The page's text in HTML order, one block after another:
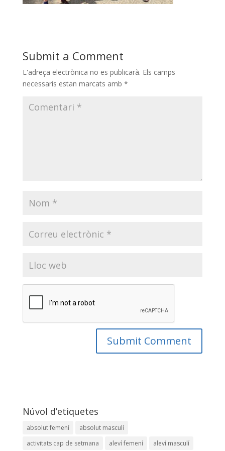
Submit a Comment
L'adreça electrònica no es publicarà. Els camps
necessaris estan marcats amb *
Núvol d’etiquetes
absolut femení
absolut masculí
activitats cap de setmana
aleví femení
aleví masculí